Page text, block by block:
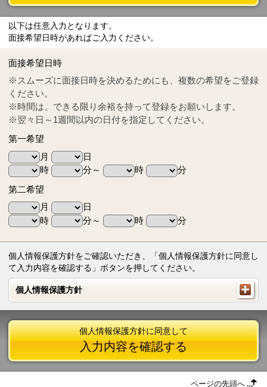
Tel
0570-55-0314
以下は任意入力となります。
面接希望日時があればご入力ください。
面接希望日時
※スムーズに面接日時を決めるためにも、複数の希望をご登録
ください。
※時間は、できる限り余裕を持って登録をお願いします。
※翌々日～1週間以内の日付を指定してください。
第一希望
月
日
時
分～ 時
分
第二希望
月
日
時
分～ 時 分
個人情報保護方針をご確認いただき、「個人情報保護方針に同意し
て入力内容を確認する」ボタンを押してください。
個人情報保護方針
個人情報保護方針
個人情報保護方針に同意して
入力内容を確認する
ページの先頭へ